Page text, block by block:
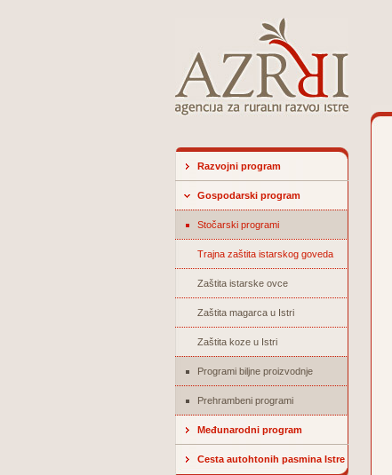
Razvojni program
Gospodarski program
Stočarski programi
Trajna zaštita istarskog goveda
Zaštita istarske ovce
Zaštita magarca u Istri
Zaštita koze u Istri
Programi biljne proizvodnje
Prehrambeni programi
Međunarodni program
Cesta autohtonih pasmina Istre